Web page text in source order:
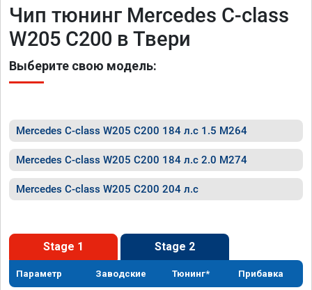
Чип тюнинг Mercedes C-class
W205 C200 в Твери
Выберите свою модель:
Mercedes C-class W205 C200 184 л.с 1.5 M264
Mercedes C-class W205 C200 184 л.с 2.0 M274
Mercedes C-class W205 C200 204 л.с
Stage 1 Stage 2
Параметр Заводские Тюнинг* Прибавка